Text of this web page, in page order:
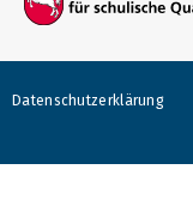
Datenschutzerklärung